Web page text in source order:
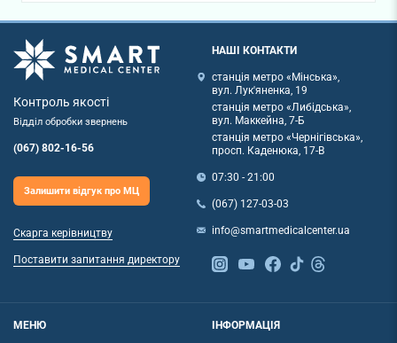
Контроль якості
Відділ обробки звернень
(067) 802-16-56
Залишити відгук про МЦ
Скарга керівництву
Поставити запитання директору
НАШІ КОНТАКТИ
станція метро «Мінська»,
вул. Лук'яненка, 19
станція метро «Либідська»,
вул. Маккейна, 7-Б
станція метро «Чернігівська»,
просп. Каденюка, 17-В
07:30 - 21:00
(067) 127-03-03
info@smartmedicalcenter.ua
МЕНЮ ІНФОРМАЦІЯ